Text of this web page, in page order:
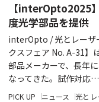
【interOpto2025
度光学部品を提供
interOpto / 光とレーザ
クスフェア No. A-31】
部品メーカーで、長年
なってきた。試作対応…
PICK UP ニュース 光と